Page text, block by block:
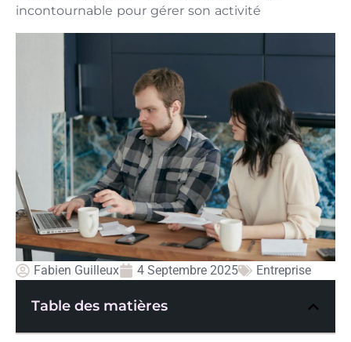
incontournable pour gérer son activité
Fabien Guilleux 4 Septembre 2025 Entreprise
Table des matières